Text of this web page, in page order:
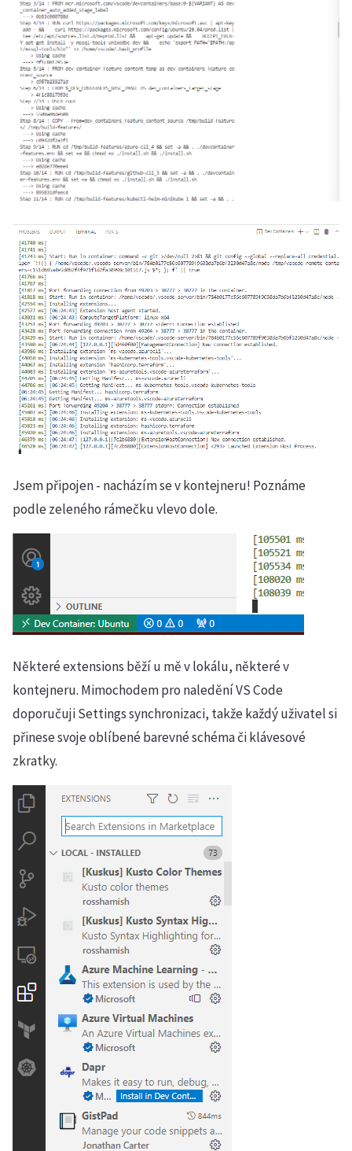
Jsem připojen - nacházím se v kontejneru! Poznáme
podle zeleného rámečku vlevo dole.
Některé extensions běží u mě v lokálu, některé v
kontejneru. Mimochodem pro naledění VS Code
doporučuji Settings synchronizaci, takže každý uživatel si
přinese svoje oblíbené barevné schéma či klávesové
zkratky.